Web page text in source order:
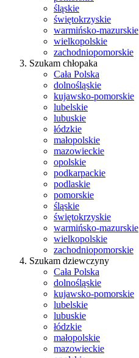
śląskie
świętokrzyskie
warmińsko-mazurskie
wielkopolskie
zachodniopomorskie
Szukam chłopaka
Cała Polska
dolnośląskie
kujawsko-pomorskie
lubelskie
lubuskie
łódzkie
małopolskie
mazowieckie
opolskie
podkarpackie
podlaskie
pomorskie
śląskie
świętokrzyskie
warmińsko-mazurskie
wielkopolskie
zachodniopomorskie
Szukam dziewczyny
Cała Polska
dolnośląskie
kujawsko-pomorskie
lubelskie
lubuskie
łódzkie
małopolskie
mazowieckie